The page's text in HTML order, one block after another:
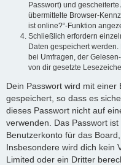
Passwort) und
übermittelte Browser-
ist online?“-Funktion
Schließlich erfordern
Daten gespeichert
bei Umfragen, der
von dir gesetzte
Dein Passwort wird mit einer
gespeichert, so dass es
dieses Passwort nicht auf
verwenden. Das Passwort
Benutzerkonto für das
Insbesondere wird dich kein
Limited oder ein Dritter